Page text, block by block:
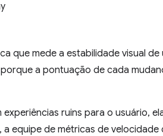
que mede a estabilidade visual
a pontuação de cada
ruins para o usuário,
equipe de métricas de